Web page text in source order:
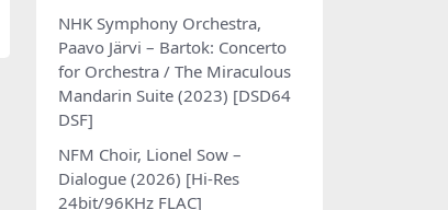
NHK Symphony Orchestra,
Paavo Järvi – Bartok: Concerto
for Orchestra / The Miraculous
Mandarin Suite (2023) [DSD64
DSF]
NFM Choir, Lionel Sow –
Dialogue (2026) [Hi-Res
24bit/96KHz FLAC]